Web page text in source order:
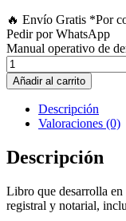
🔥 Envío Gratis *Por
Pedir por WhatsApp
Manual operativo de
Añadir al carrito
Descripción
Valoraciones (0)
Descripción
Libro que desarrolla
registral y notarial,